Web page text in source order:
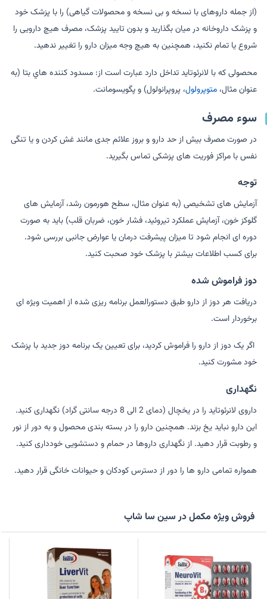
(از جمله داروهای با نسخه و بی نسخه و محصولات گیاهی) را با پزشک خود
و پزشک داروخانه در میان بگذارید و بدون تایید پزشک، مصرف هیچ دارویی را
شروع یا تمام نکنید، همچنین به هیچ وجه میزان دارو را تغییر ندهید.
محصولی که با لانرئوتاید تداخل دارد عبارت است از: مسدود كننده هاي بتا (به
عنوان مثال،متوپرولول، پروپرانولول) و پگویسومانت.
سوء مصرف
در صورت مصرف بیش از حد دارو و بروز علائم جدی مانند غش کردن و یا تنگی
نفس با مراکز فوریت های پزشکی تماس بگیرید.
توجه
آزمایش های تشخیصی (به عنوان مثال، سطح هورمون رشد، آزمایش های
گلوکز خون، آزمایش عملکرد تیروئید، فشار خون، ضربان قلب) باید به صورت
دوره ای انجام شود تا میزان پیشرفت درمان یا عوارض جانبی بررسی شود.
برای کسب اطلاعات بیشتر با پزشک خود صحبت کنید.
دوز فراموش شده
دریافت هر دوز از دارو طبق دستورالعمل برنامه ریزی شده از اهمیت ویژه ای
برخوردار است.
اگر یک دوز از دارو را فراموش کردید، برای تعیین یک برنامه دوز جدید با پزشک
خود مشورت کنید.
نگهداری
داروی لانرئوتاید را در یخچال (دمای 2 الی 8 درجه سانتی گراد) نگهداری کنید.
این دارو نباید یخ بزند. همچنین دارو را در بسته بندی محصول و به دور از نور
و رطوبت قرار دهید. از نگهداری داروها در حمام و دستشویی خودداری کنید.
همواره تمامی دارو ها را دور از دسترس کودکان و حیوانات خانگی قرار دهید.
فروش ویژه مکمل در سین سا شاپ